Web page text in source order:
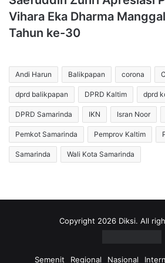
Vihara Eka Dharma
Tahun ke-30
Andi Harun Balikpapan corona
dprd balikpapan DPRD Kaltim dprd
DPRD Samarinda IKN Isran Noor
Pemkot Samarinda Pemprov Kaltim
Samarinda Wali Kota Samarinda
Copyright 2026 Diksi. All
Semenit Regional Nasional